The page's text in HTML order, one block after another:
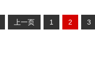
上一页 1 2 3